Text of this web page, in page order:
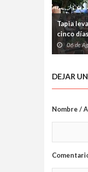
Tapia
cinco
cultura
06 de
DEJAR
Nombre /